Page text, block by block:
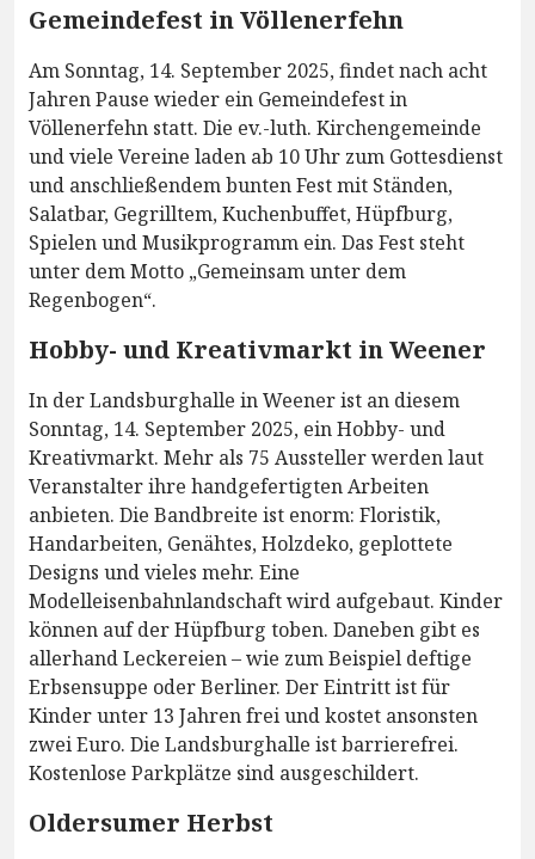
Gemeindefest in Völlenerfehn
Am Sonntag, 14. September 2025, findet nach acht
Jahren Pause wieder ein Gemeindefest in
Völlenerfehn statt. Die ev.-luth. Kirchengemeinde
und viele Vereine laden ab 10 Uhr zum Gottesdienst
und anschließendem bunten Fest mit Ständen,
Salatbar, Gegrilltem, Kuchenbuffet, Hüpfburg,
Spielen und Musikprogramm ein. Das Fest steht
unter dem Motto „Gemeinsam unter dem
Regenbogen“.
Hobby- und Kreativmarkt in Weener
In der Landsburghalle in Weener ist an diesem
Sonntag, 14. September 2025, ein Hobby- und
Kreativmarkt. Mehr als 75 Aussteller werden laut
Veranstalter ihre handgefertigten Arbeiten
anbieten. Die Bandbreite ist enorm: Floristik,
Handarbeiten, Genähtes, Holzdeko, geplottete
Designs und vieles mehr. Eine
Modelleisenbahnlandschaft wird aufgebaut. Kinder
können auf der Hüpfburg toben. Daneben gibt es
allerhand Leckereien – wie zum Beispiel deftige
Erbsensuppe oder Berliner. Der Eintritt ist für
Kinder unter 13 Jahren frei und kostet ansonsten
zwei Euro. Die Landsburghalle ist barrierefrei.
Kostenlose Parkplätze sind ausgeschildert.
Oldersumer Herbst